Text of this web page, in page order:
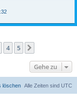
4 5
Gehe zu
Alle Zeiten sind UTC
löschen